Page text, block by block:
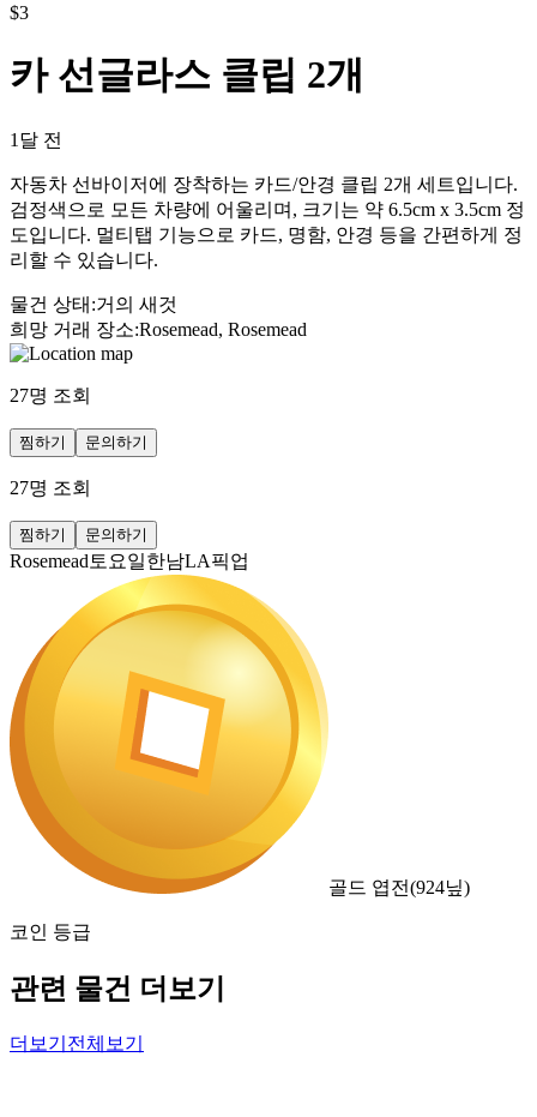
$3
카 선글라스 클립 2개
1달 전
자동차 선바이저에 장착하는 카드/안경 클립 2개 세트입니다.
검정색으로 모든 차량에 어울리며, 크기는 약 6.5cm x 3.5cm 정
도입니다. 멀티탭 기능으로 카드, 명함, 안경 등을 간편하게 정
리할 수 있습니다.
물건 상태 :거의 새것
희망 거래 장소:Rosemead, Rosemead
27명 조회
찜하기 문의하기
27명 조회
찜하기 문의하기
Rosemead토요일한남LA픽업
골드 엽전(924닢)
코인 등급
관련 물건 더보기
더보기 전체보기